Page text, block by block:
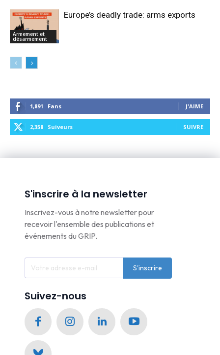
Armement et
désarmement
Europe’s deadly trade: arms exports
1,891 Fans J'AIME
2,358 Suiveurs SUIVRE
S'inscrire à la newsletter
Inscrivez-vous à notre newsletter pour
recevoir l'ensemble des publications et
événements du GRIP.
S'inscrire
Suivez-nous